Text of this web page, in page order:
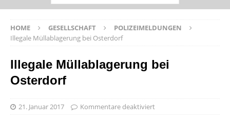
HOME GESELLSCHAFT
POLIZEIMELDUNGEN
Illegale Müllablagerung bei Osterdorf
Illegale Müllablagerung bei
Osterdorf
21. Januar 2017 Kommentare deaktiviert